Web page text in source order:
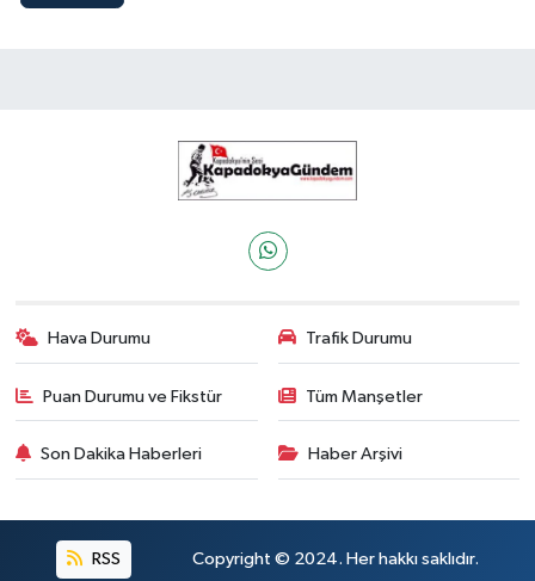
Hava Durumu Trafik Durumu
Puan Durumu ve Fikstür Tüm Manşetler
Son Dakika Haberleri Haber Arşivi
RSS Copyright © 2024. Her hakkı saklıdır.